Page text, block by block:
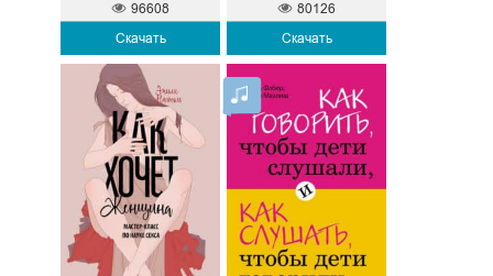
Скачать
96608
Скачать
80126